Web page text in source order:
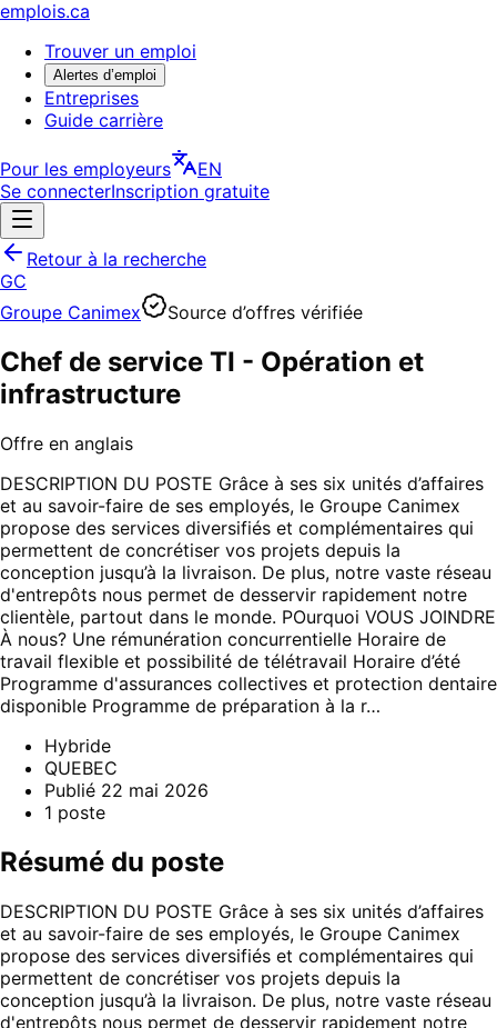
emplois.ca
Trouver un emploi
Alertes d’emploi
Entreprises
Guide carrière
Pour les employeurs
EN
Se connecterInscription gratuite
Retour à la recherche
GC
Groupe Canimex
Source d’offres vérifiée
Chef de service TI - Opération et
infrastructure
Offre en anglais
DESCRIPTION DU POSTE Grâce à ses six unités d’affaires
et au savoir-faire de ses employés, le Groupe Canimex
propose des services diversifiés et complémentaires qui
permettent de concrétiser vos projets depuis la
conception jusqu’à la livraison. De plus, notre vaste réseau
d'entrepôts nous permet de desservir rapidement notre
clientèle, partout dans le monde. POurquoi VOUS JOINDRE
À nous? Une rémunération concurrentielle Horaire de
travail flexible et possibilité de télétravail Horaire d’été
Programme d'assurances collectives et protection dentaire
disponible Programme de préparation à la r…
Hybride
QUEBEC
Publié 22 mai 2026
1 poste
Résumé du poste
DESCRIPTION DU POSTE Grâce à ses six unités d’affaires
et au savoir-faire de ses employés, le Groupe Canimex
propose des services diversifiés et complémentaires qui
permettent de concrétiser vos projets depuis la
conception jusqu’à la livraison. De plus, notre vaste réseau
d'entrepôts nous permet de desservir rapidement notre